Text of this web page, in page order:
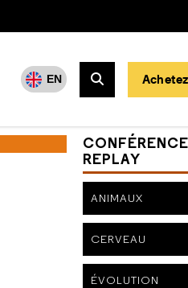
EN
Rechercher
REPLAY
ANIMAUX
CERVEAU
ÉVOLUTION